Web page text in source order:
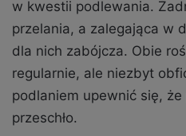
w kwestii podlewania.
przelania, a zalegająca w
dla nich zabójcza. Obie
regularnie, ale niezbyt
podlaniem upewnić się, że
przeschło.